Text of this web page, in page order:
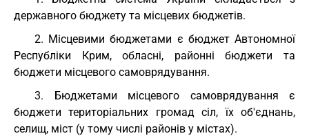
державного бюджету та місцевих бюджетів.
2. Місцевими бюджетами є бюджет Автономної
Республіки Крим, обласні, районні бюджети та
бюджети місцевого самоврядування.
3. Бюджетами місцевого самоврядування є
бюджети територіальних громад сіл, їх об'єднань,
селищ, міст (у тому числі районів у містах).